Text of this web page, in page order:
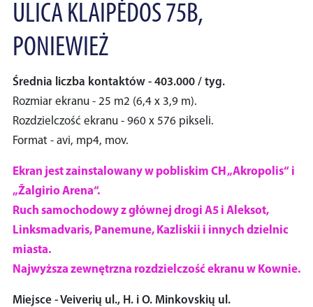
ULICA KLAIPĖDOS 75B,
PONIEWIEŻ
Średnia liczba kontaktów - 403.000 / tyg.
Rozmiar ekranu - 25 m2 (6,4 x 3,9 m).
Rozdzielczość ekranu - 960 x 576 pikseli.
Format - avi, mp4, mov.
Ekran jest zainstalowany w pobliskim CH „Akropolis“ i
„Žalgirio Arena“.
Ruch samochodowy z głównej drogi A5 i Aleksot,
Linksmadvaris, Panemune, Kazliskii i innych dzielnic
miasta.
Najwyższa zewnętrzna rozdzielczość ekranu w Kownie.
Miejsce - Veiverių ul., H. i O. Minkovskių ul.